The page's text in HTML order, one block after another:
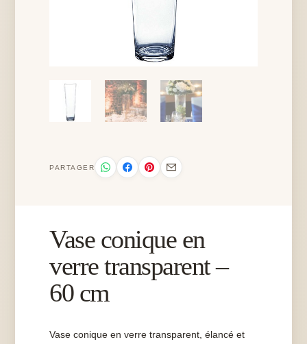
PARTAGER
Vase conique en
verre transparent –
60 cm
Vase conique en verre transparent, élancé et